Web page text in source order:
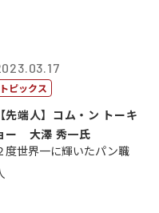
トピックス
【先端人】コム・ン トーキ
ー 大澤 秀一氏
度世界一に輝いたパン職